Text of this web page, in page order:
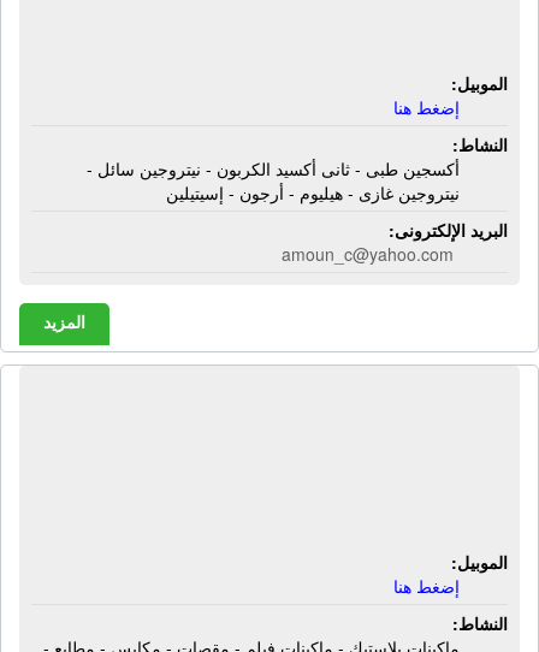
الموبيل:
إضغط هنا
النشاط:
أكسجين طبى - ثانى أكسيد الكربون - نيتروجين سائل -
نيتروجين غازى - هيليوم - أرجون - إسيتيلين
البريد الإلكترونى:
amoun_c@yahoo.com
المزيد
الموبيل:
إضغط هنا
النشاط:
ماكينات بلاستيك - ماكينات فيلم - مقصات - مكابس - مطابع -